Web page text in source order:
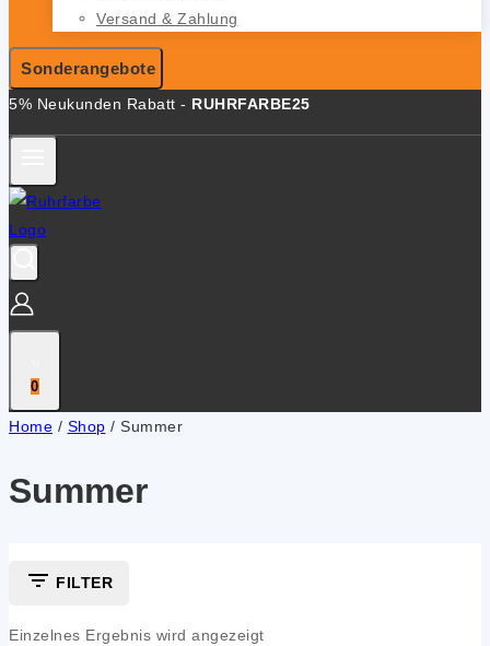
Versand & Zahlung
Sonderangebote
5% Neukunden Rabatt - RUHRFARBE25
0
Home / Shop / Summer
Summer
FILTER
Einzelnes Ergebnis wird angezeigt